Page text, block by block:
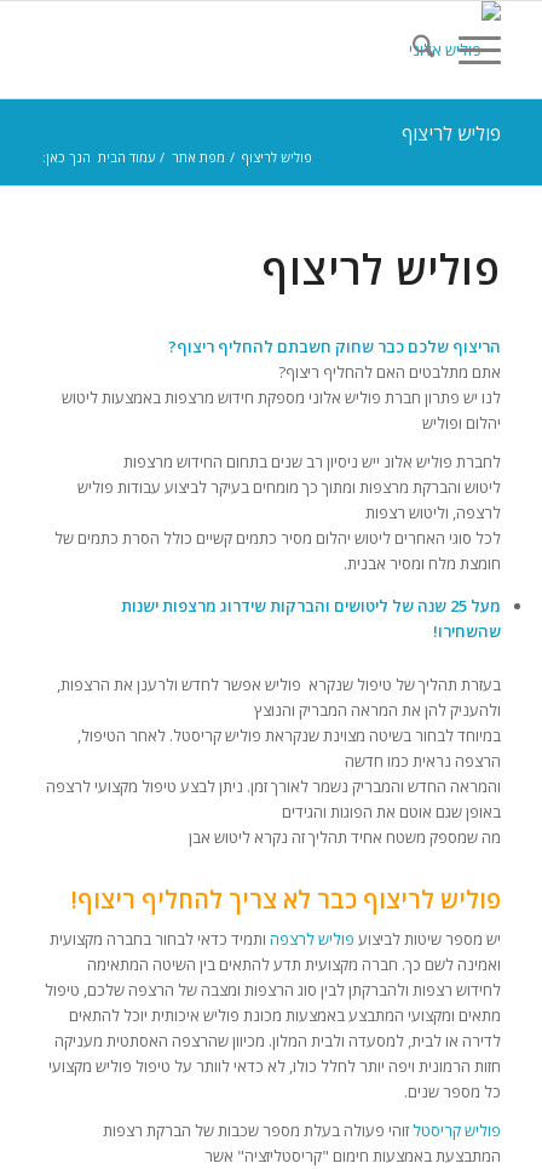
פוליש לריצוף
הנך כאן: עמוד הבית / מפת אתר / פוליש לריצוף
פוליש לריצוף
הריצוף שלכם כבר שחוק חשבתם להחליף ריצוף?
אתם מתלבטים האם להחליף ריצוף?
לנו יש פתרון חברת פוליש אלוני מספקת חידוש מרצפות באמצעות ליטוש
יהלום ופוליש
לחברת פוליש אלונ ייש ניסיון רב שנים בתחום החידוש מרצפות
ליטוש והברקת מרצפות ומתוך כך מומחים בעיקר לביצוע עבודות פוליש
לרצפה, וליטוש רצפות
לכל סוגי האחרים ליטוש יהלום מסיר כתמים קשיים כולל הסרת כתמים של
חומצת מלח ומסיר אבנית.
מעל 25 שנה של ליטושים והברקות שידרוג מרצפות ישנות
שהשחירו!
בעזרת תהליך של טיפול שנקרא פוליש אפשר לחדש ולרענן את הרצפות,
ולהעניק להן את המראה המבריק והנוצץ
במיוחד לבחור בשיטה מצוינת שנקראת פוליש קריסטל. לאחר הטיפול,
הרצפה נראית כמו חדשה
והמראה החדש והמבריק נשמר לאורך זמן. ניתן לבצע טיפול מקצועי לרצפה
באופן שגם אוטם את הפוגות והגידים
מה שמספק משטח אחיד תהליך זה נקרא ליטוש אבן
פוליש לריצוף כבר לא צריך להחליף ריצוף!
יש מספר שיטות לביצוע פוליש לרצפהותמיד כדאי לבחור בחברה מקצועית
ואמינה לשם כך. חברה מקצועית תדע להתאים בין השיטה המתאימה
לחידוש רצפות ולהברקתן לבין סוג הרצפות ומצבה של הרצפה שלכם, טיפול
מתאים ומקצועי המתבצע באמצעות מכונת פוליש איכותית יוכל להתאים
לדירה או לבית, למסעדה ולבית המלון. מכיוון שהרצפה האסתטית מעניקה
חזות הרמונית ויפה יותר לחלל כולו, לא כדאי לוותר על טיפול פוליש מקצועי
כל מספר שנים.
פוליש קריסטלזוהי פעולה בעלת מספר שכבות של הברקת רצפות
המתבצעת באמצעות חימום "קריסטליזציה" אשר